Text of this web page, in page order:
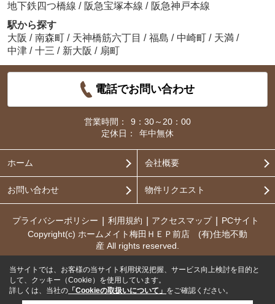
地下鉄四つ橋線 / 阪急宝塚本線 / 阪急神戸本線
駅から探す
大阪 / 南森町 / 天神橋筋六丁目 / 福島 / 中崎町 / 天満 /
中津 / 十三 / 新大阪 / 扇町
電話でお問い合わせ
営業時間：
9：30～20：00
定休日：
年中無休
ホーム 会社概要
お問い合わせ 物件リクエスト
プライバシーポリシー 利用規約 アクセスマップ
PCサイト
Copyright(c) ホームメイト梅田ＨＥＰ前店 (有)住地不動
産 All rights reserved.
当サイトでは、お客様の当サイト利用状況把握、サービス向上検討を目的と
して、クッキー（Cookie）を使用しています。
詳しくは、当社の 「Cookieの取扱いについて」 をご確認ください。